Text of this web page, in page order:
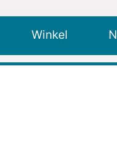
Winkel